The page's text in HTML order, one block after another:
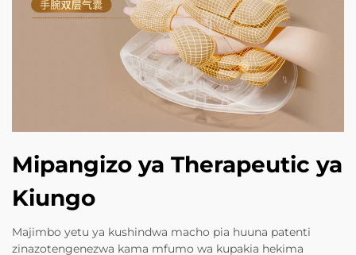
Mipangizo ya Therapeutic ya
Kiungo
Majimbo yetu ya kushindwa macho pia huuna patenti
zinazotengenezwa kama mfumo wa kupakia hekima